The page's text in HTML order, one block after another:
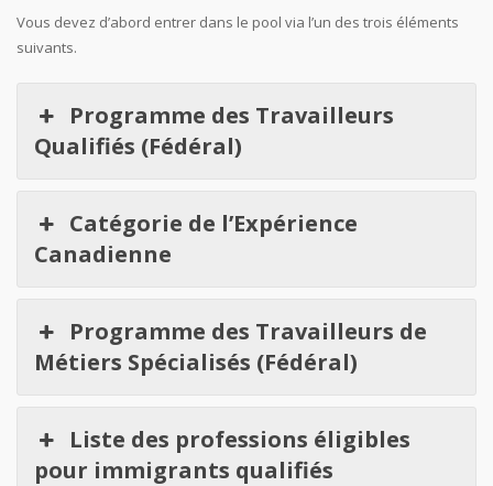
Vous devez d’abord entrer dans le pool via l’un des trois éléments
suivants.
Programme des Travailleurs
Qualifiés (Fédéral)
Catégorie de l’Expérience
Canadienne
Programme des Travailleurs de
Métiers Spécialisés (Fédéral)
Liste des professions éligibles
pour immigrants qualifiés